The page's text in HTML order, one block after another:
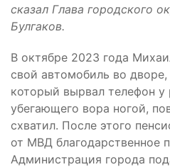
сказал Глава городского
Булгаков.
В октябре 2023 года
свой автомобиль во дворе,
который вырвал телефон у
убегающего вора ногой,
схватил. После этого
от МВД благодарственное
Администрация города